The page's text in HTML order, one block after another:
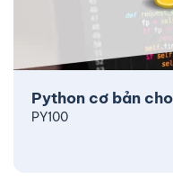
Python cơ bản
PY100